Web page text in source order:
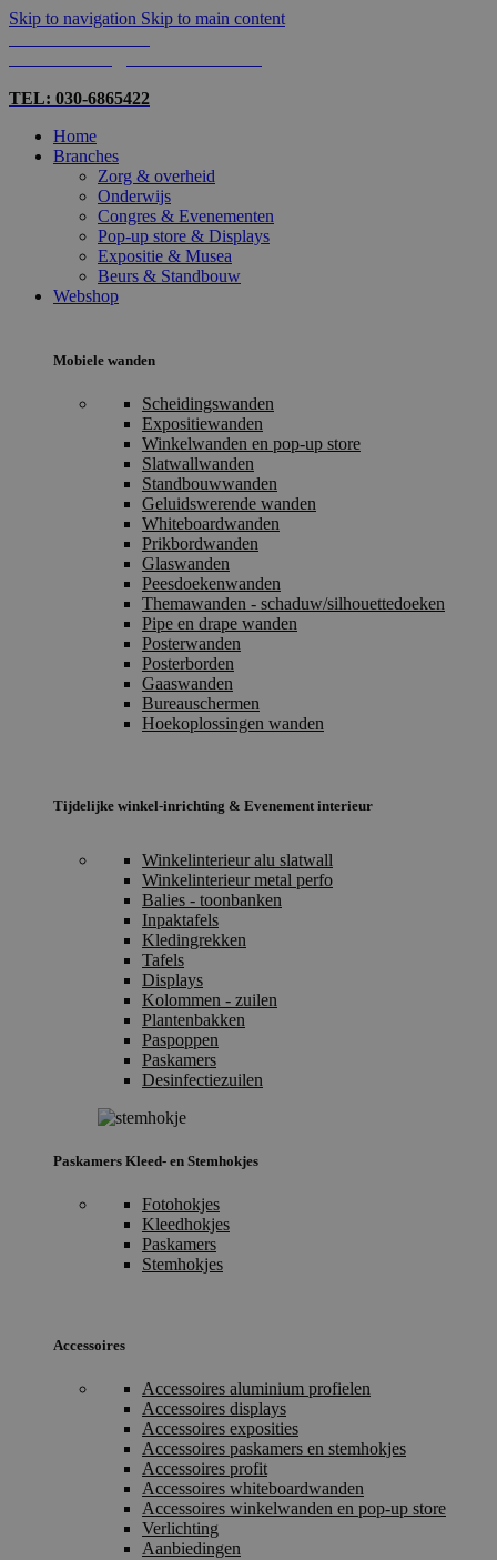
Skip to navigation Skip to main content
TEL: 030-6865422
Home
Branches
Zorg & overheid
Onderwijs
Congres & Evenementen
Pop-up store & Displays
Expositie & Musea
Beurs & Standbouw
Webshop
Mobiele wanden
Scheidingswanden
Expositiewanden
Winkelwanden en pop-up store
Slatwallwanden
Standbouwwanden
Geluidswerende wanden
Whiteboardwanden
Prikbordwanden
Glaswanden
Peesdoekenwanden
Themawanden - schaduw/silhouettedoeken
Pipe en drape wanden
Posterwanden
Posterborden
Gaaswanden
Bureauschermen
Hoekoplossingen wanden
Tijdelijke winkel-inrichting & Evenement interieur
Winkelinterieur alu slatwall
Winkelinterieur metal perfo
Balies - toonbanken
Inpaktafels
Kledingrekken
Tafels
Displays
Kolommen - zuilen
Plantenbakken
Paspoppen
Paskamers
Desinfectiezuilen
Paskamers Kleed- en Stemhokjes
Fotohokjes
Kleedhokjes
Paskamers
Stemhokjes
Accessoires
Accessoires aluminium profielen
Accessoires displays
Accessoires exposities
Accessoires paskamers en stemhokjes
Accessoires profit
Accessoires whiteboardwanden
Accessoires winkelwanden en pop-up store
Verlichting
Aanbiedingen